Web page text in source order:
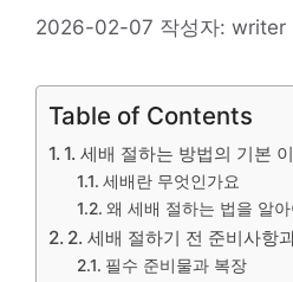
2026-02-07 작성자: writer
Table of Contents
1. 세배 절하는 방법의 기본
세배란 무엇인가요
왜 세배 절하는 법을 알
2. 세배 절하기 전 준비사항
필수 준비물과 복장